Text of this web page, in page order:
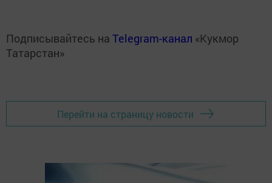
Подписывайтесь на Telegram-канал «Кукмор
Татарстан»
Перейти на страницу новости